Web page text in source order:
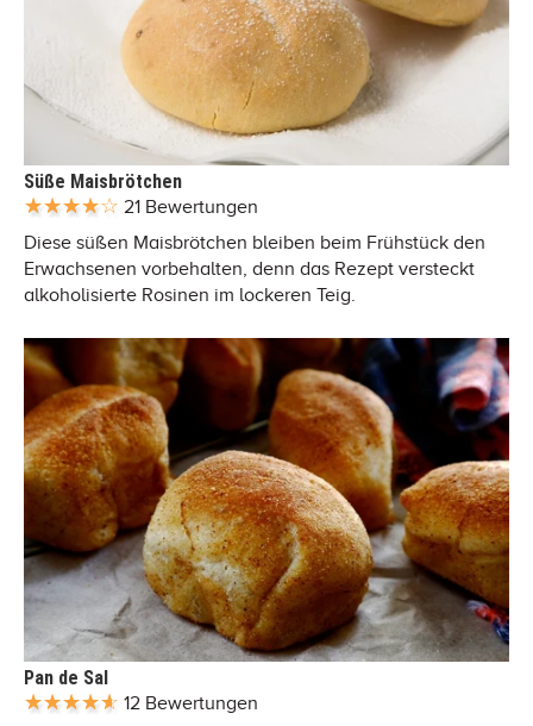
Süße Maisbrötchen
21 Bewertungen
Diese süßen Maisbrötchen bleiben beim Frühstück den
Erwachsenen vorbehalten, denn das Rezept versteckt
alkoholisierte Rosinen im lockeren Teig.
Pan de Sal
12 Bewertungen